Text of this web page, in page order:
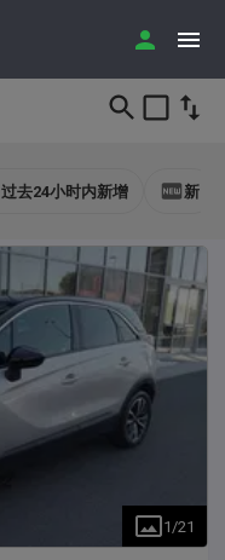
过去24小时内新增 新
1 /21